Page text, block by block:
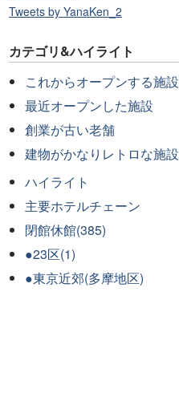
Tweets by YanaKen_2
カテゴリ&ハイライト
これからオープンする施設
最近オープンした施設
創業が古い老舗
建物がかなりレトロな施設
ハイライト
主要ホテルチェーン
閉館休館(385)
●23区(1)
●東京近郊(多摩地区)